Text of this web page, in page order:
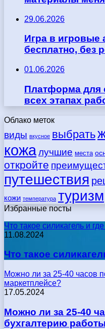
29.06.2026
Игра в игровые
бесплатно, без
01.06.2026
Платформа для
всех этапах
Облако меток
виды вкусное выбрать
кожа лучшие места
откройте
путешествия
кожи температура туризм
Избранные посты
Что такое силикагель и
11.08.2024
Что такое
Можно ли за 25-40 часов
маркетплейсе?
17.05.2024
Можно ли за 25-40
бухгалтерию